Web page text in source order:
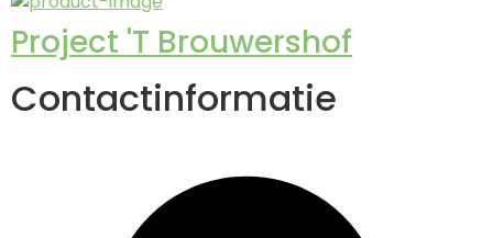
Project 'T Brouwershof
Contactinformatie